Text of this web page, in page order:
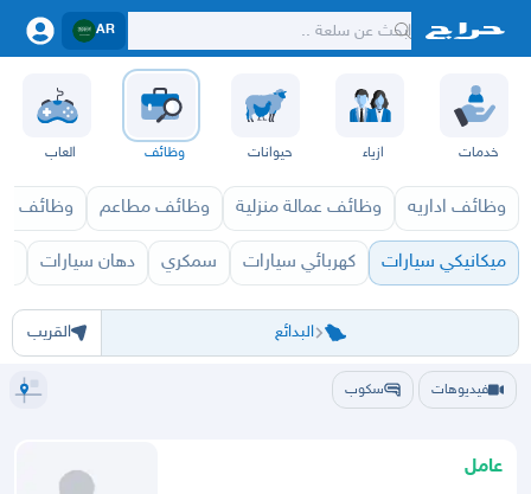
AR
خدمات ازياء حيوانات وظائف العاب
وظائف اداريه وظائف عمالة منزلية وظائف مطاعم وظائف
ميكانيكي سيارات كهربائي سيارات سمكري دهان سيارات
البدائع
الرياض حفر الباطن عنيزة
القريب
فيديوهات سكوب
عامل